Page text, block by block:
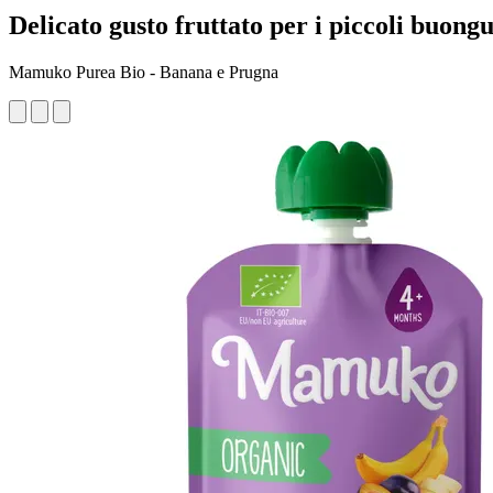
Delicato gusto fruttato per i piccoli
Mamuko Purea Bio - Banana e Prugna